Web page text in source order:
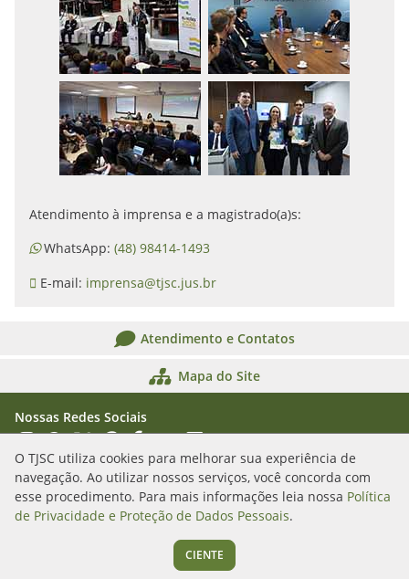
O TJSC utiliza cookies para melhorar sua experiência de
navegação. Ao utilizar nossos serviços, você concorda com
esse procedimento. Para mais informações leia nossa Política
de Privacidade e Proteção de Dados Pessoais.
CIENTE
Atendimento à imprensa e a magistrado(a)s:
WhatsApp: (48) 98414-1493
E-mail: imprensa@tjsc.jus.br
Atendimento e Contatos
Mapa do Site
Nossas Redes Sociais
Acessar Instagram
Acessar WhatsApp
Acessar XAcessar Threads
Acessar Facebook
Acessar YouTube
Acessar Flickr
Acessar SoundCloud
Rua Álvaro Millen da Silveira, n. 208
Florianópolis/SC - CEP: 88020-901
Segunda a sexta das 12h às 19h